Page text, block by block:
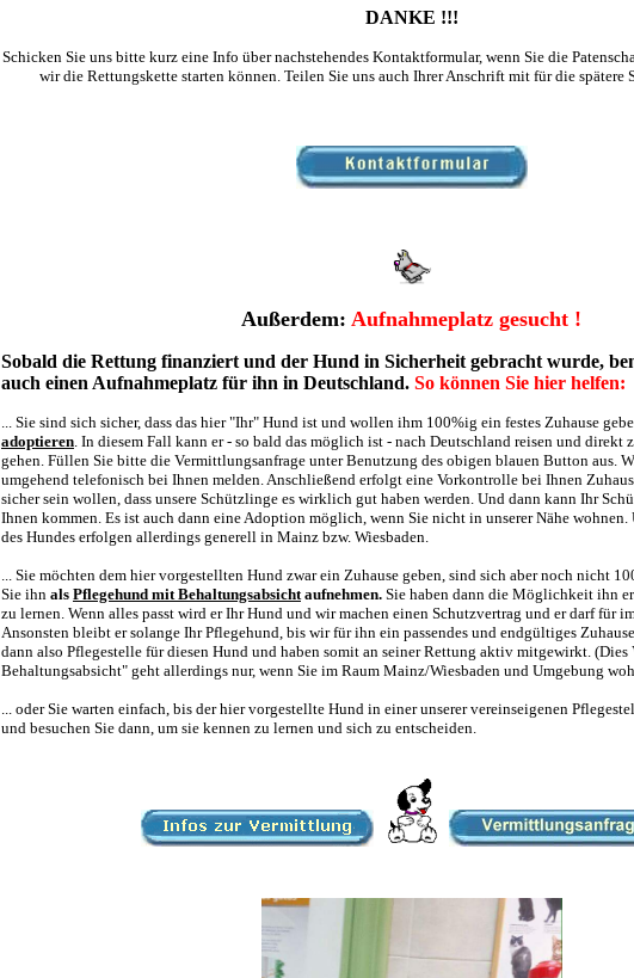
DANKE !!!
Schicken Sie uns bitte kurz eine Info über nachstehendes Kontaktformular, wenn Sie die
wir die Rettungskette starten können. Teilen Sie uns auch Ihrer Anschrift mit für die spätere
Außerdem: Aufnahmeplatz gesucht !
Sobald die Rettung finanziert und der Hund in Sicherheit gebracht wurde,
auch einen Aufnahmeplatz für ihn in Deutschland. So können Sie hier helfen:
... Sie sind sich sicher, dass das hier "Ihr" Hund ist und wollen ihm 100%ig ein festes Zuhause
adoptieren. In diesem Fall kann er - so bald das möglich ist - nach Deutschland reisen und direkt
gehen. Füllen Sie bitte die Vermittlungsanfrage unter Benutzung des obigen blauen Button aus.
umgehend telefonisch bei Ihnen melden. Anschließend erfolgt eine Vorkontrolle bei Ihnen
sicher sein wollen, dass unsere Schützlinge es wirklich gut haben werden. Und dann kann Ihr
Ihnen kommen. Es ist auch dann eine Adoption möglich, wenn Sie nicht in unserer Nähe wohnen.
des Hundes erfolgen allerdings generell in Mainz bzw. Wiesbaden.
... Sie möchten dem hier vorgestellten Hund zwar ein Zuhause geben, sind sich aber noch nicht
Sie ihn als Pflegehund mit Behaltungsabsichtaufnehmen. Sie haben dann die Möglichkeit ihn
zu lernen. Wenn alles passt wird er Ihr Hund und wir machen einen Schutzvertrag und er darf für
Ansonsten bleibt er solange Ihr Pflegehund, bis wir für ihn ein passendes und endgültiges
dann also Pflegestelle für diesen Hund und haben somit an seiner Rettung aktiv mitgewirkt.
Behaltungsabsicht" geht allerdings nur, wenn Sie im Raum Mainz/Wiesbaden und Umgebung
... oder Sie warten einfach, bis der hier vorgestellte Hund in einer unserer vereinseigenen
und besuchen Sie dann, um sie kennen zu lernen und sich zu entscheiden.